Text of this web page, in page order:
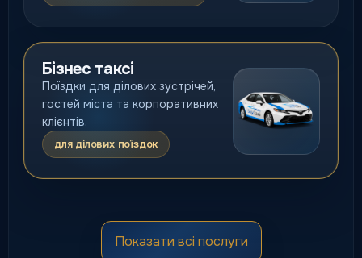
Бізнес таксі
Поїздки для ділових зустрічей,
гостей міста та корпоративних
клієнтів.
для ділових поїздок
Мікроавтобуси
Комфортні мінівени для груп,
Показати всі послуги